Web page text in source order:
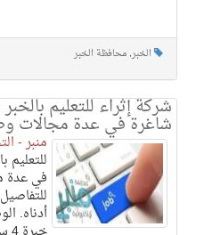
الخبر, محافظة الخبر
شركة إثراء للتعليم
شاغرة في عدة مجالات
منبر -
للتعليم
في عدة